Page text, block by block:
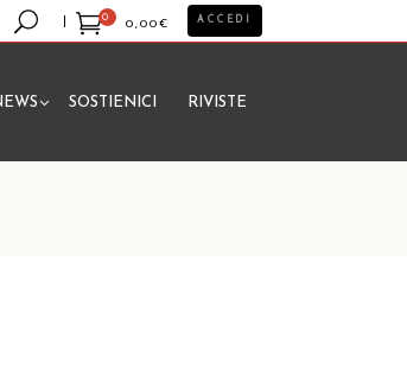
0
0,00€
nel carrello.
ACCEDI
SOSTIENICI RIVISTE